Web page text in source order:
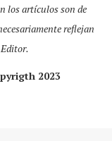
los artículos son de
reflejan
2023